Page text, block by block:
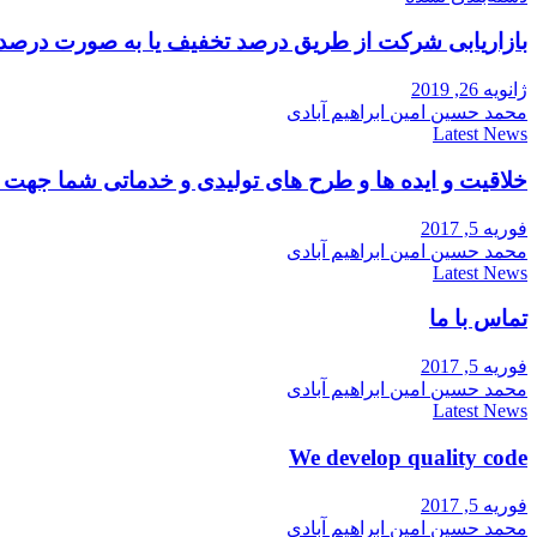
بازاریابی شرکت از طریق درصد تخفیف یا به صورت
ژانویه 26, 2019
محمد حسین امین ابراهیم آبادی
Latest News
خلاقیت و ایده ها و طرح های تولیدی و خدماتی شما
فوریه 5, 2017
محمد حسین امین ابراهیم آبادی
Latest News
تماس با ما
فوریه 5, 2017
محمد حسین امین ابراهیم آبادی
Latest News
We develop quality code
فوریه 5, 2017
محمد حسین امین ابراهیم آبادی